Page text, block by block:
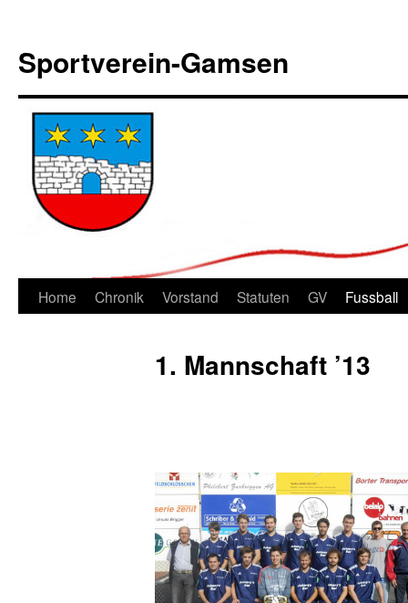
Sportverein-Gamsen
Springe
Home Chronik Vorstand Statuten GV Fussball
1. Mannschaft ’13